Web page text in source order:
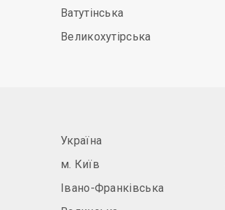
Ватутінська
Великохутірська
Україна
м. Київ
Івано-Франківська